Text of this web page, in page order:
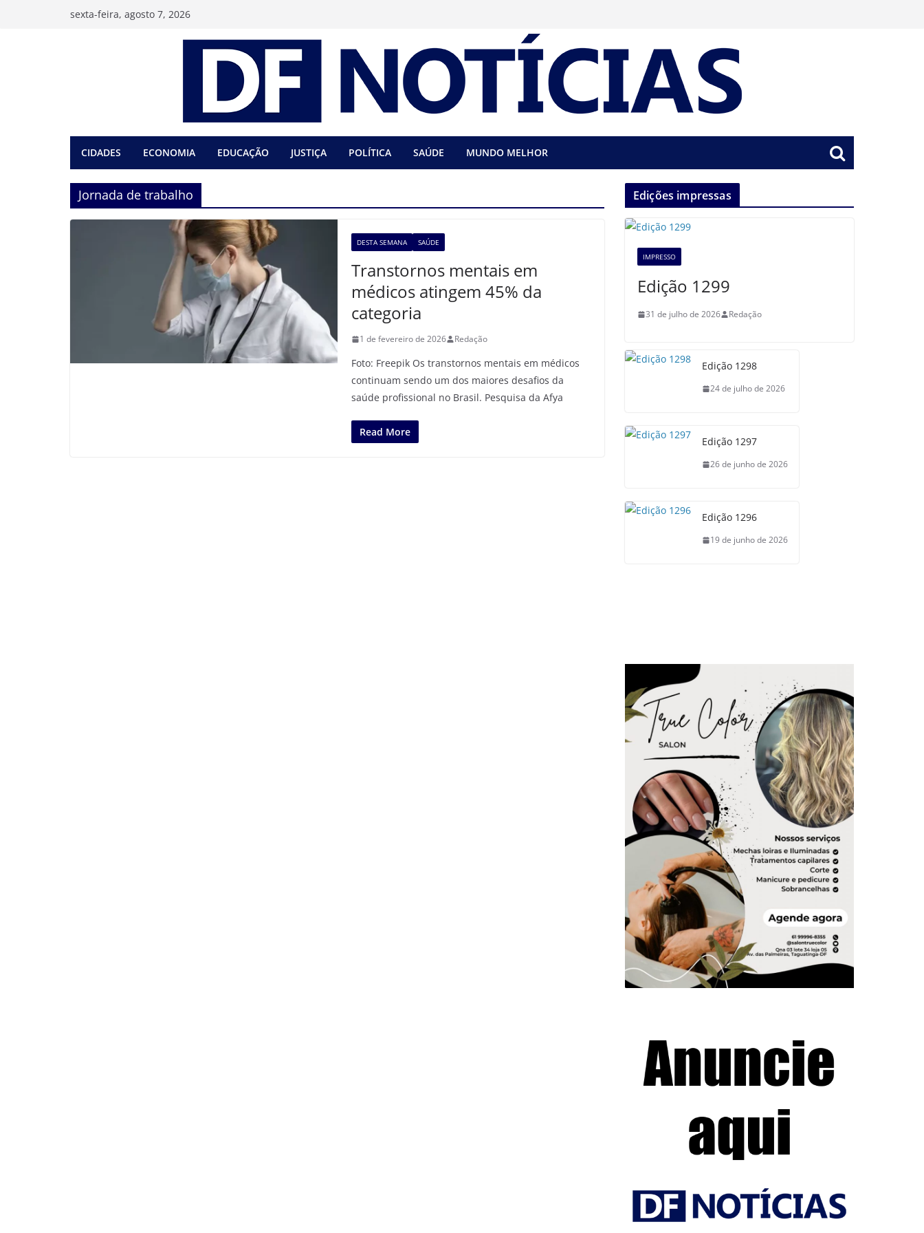
sexta-feira, agosto 7, 2026
CIDADES ECONOMIA EDUCAÇÃO JUSTIÇA POLÍTICA SAÚDE MUNDO MELHOR
Jornada de trabalho
DESTA SEMANA SAÚDE
Transtornos mentais em
médicos atingem 45% da
categoria
1 de fevereiro de 2026 Redação
Foto: Freepik Os transtornos mentais em médicos
continuam sendo um dos maiores desafios da
saúde profissional no Brasil. Pesquisa da Afya
Read More
Edições impressas
IMPRESSO
Edição 1299
31 de julho de 2026 Redação
Edição 1298
24 de julho de 2026
Edição 1297
26 de junho de 2026
Edição 1296
19 de junho de 2026